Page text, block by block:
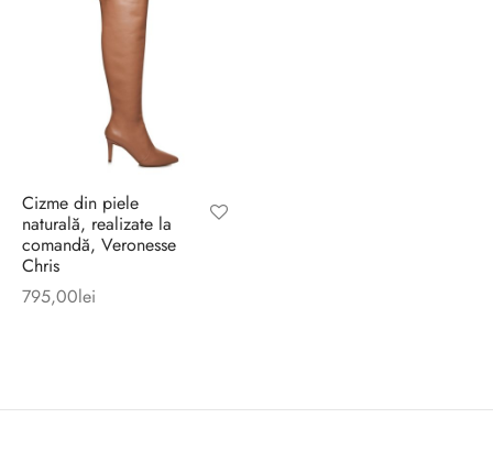
Cizme din piele
naturală, realizate la
comandă, Veronesse
Chris
795,00lei